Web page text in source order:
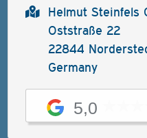
Helmut Steinfels
Oststraße 22
22844
Germany
5,0